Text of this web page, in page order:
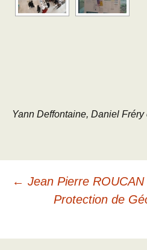
Yann Deffontaine, Daniel
← Jean Pierre ROUCAN
Protection de